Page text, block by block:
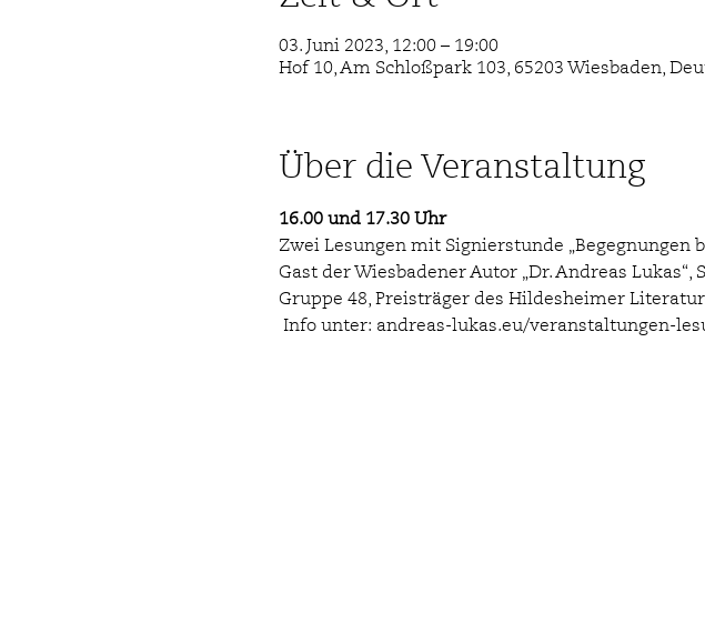
03. Juni 2023, 12:00 – 19:00
Hof 10, Am Schloßpark 103, 65203 Wiesbaden,
Über die Veranstaltung
16.00 und 17.30 Uhr
Zwei Lesungen mit Signierstunde „Begegnungen
Gast der Wiesbadener Autor „Dr. Andreas
Gruppe 48, Preisträger des Hildesheimer
Info unter: andreas-lukas.eu/veranstaltungen-